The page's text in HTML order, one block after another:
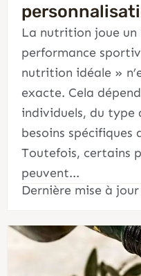
La nutrition joue
performance
nutrition idéale »
exacte. Cela
individuels, du type
besoins spécifiques
Toutefois, certains
peuvent...
Dernière mise à